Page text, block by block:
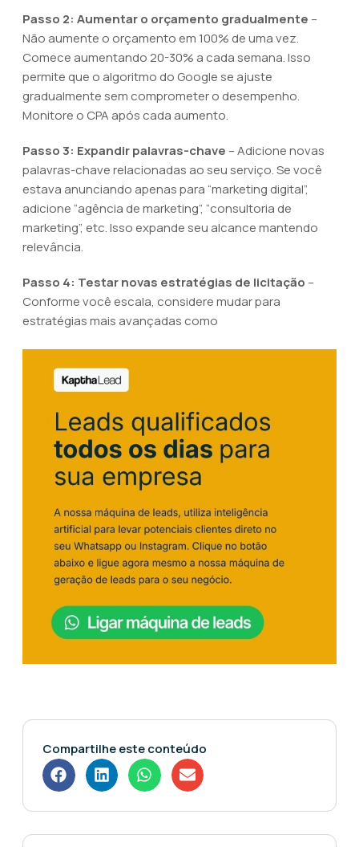
Passo 2: Aumentar o orçamento gradualmente –
Não aumente o orçamento em 100% de uma vez.
Comece aumentando 20-30% a cada semana. Isso
permite que o algoritmo do Google se ajuste
gradualmente sem comprometer o desempenho.
Monitore o CPA após cada aumento.
Passo 3: Expandir palavras-chave – Adicione novas
palavras-chave relacionadas ao seu serviço. Se você
estava anunciando apenas para “marketing digital”,
adicione “agência de marketing”, “consultoria de
marketing”, etc. Isso expande seu alcance mantendo
relevância.
Passo 4: Testar novas estratégias de licitação –
Conforme você escala, considere mudar para
estratégias mais avançadas como
Compartilhe este conteúdo